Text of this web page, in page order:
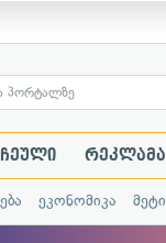
რეკლამა
ეკონომიკა მეტი